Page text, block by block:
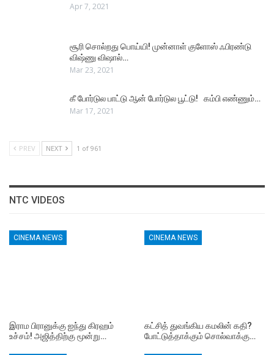
Apr 7, 2021
சூரி சொல்றது பொய்யி! முன்னாள் குளோஸ் ஃபிரண்டு
விஷ்ணு விஷால்…
Mar 23, 2021
கீ போர்டுல பாட்டு ஆன் போர்டுல பூட்டு! கம்பி எண்ணும்…
Mar 17, 2021
PREV NEXT 1 of 961
NTC VIDEOS
CINEMA NEWS
இராம பிரானுக்கு ஐந்து கிரஹம்
உச்சம்! அஜித்திற்கு மூன்று…
CINEMA NEWS
கட்சித் துவங்கிய கமலின் கதி?
போட்டுத்தாக்கும் சொல்வாக்கு…